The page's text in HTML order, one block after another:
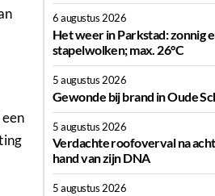
6 augustus 2026
Het weer in Parkstad: zonnig
stapelwolken; max. 26°C
5 augustus 2026
Gewonde bij brand in Oude
5 augustus 2026
Verdachte roofoverval na
hand van zijn DNA
5 augustus 2026